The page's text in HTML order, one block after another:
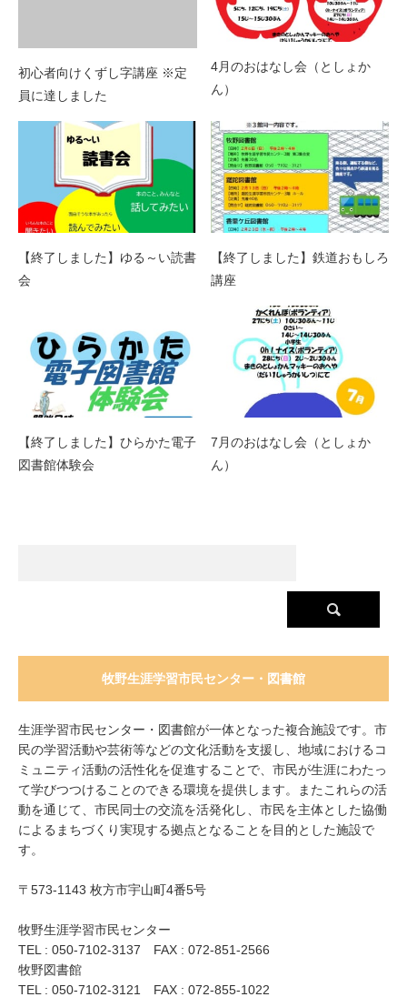
初心者向けくずし字講座 ※定
員に達しました
4月のおはなし会（としょか
ん）
【終了しました】ゆる～い読書
会
【終了しました】鉄道おもしろ
講座
【終了しました】ひらかた電子
図書館体験会
7月のおはなし会（としょか
ん）
牧野生涯学習市民センター・図書館
生涯学習市民センター・図書館が一体となった複合施設です。市
民の学習活動や芸術等などの文化活動を支援し、地域におけるコ
ミュニティ活動の活性化を促進することで、市民が生涯にわたっ
て学びつつけることのできる環境を提供します。またこれらの活
動を通じて、市民同士の交流を活発化し、市民を主体とした協働
によるまちづくり実現する拠点となることを目的とした施設で
す。
〒573-1143 枚方市宇山町4番5号
牧野生涯学習市民センター
TEL : 050-7102-3137 FAX : 072-851-2566
牧野図書館
TEL : 050-7102-3121 FAX : 072-855-1022